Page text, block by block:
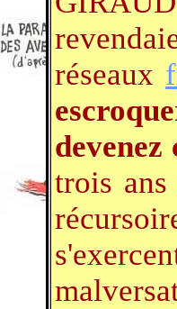
réseaux
devenez
trois